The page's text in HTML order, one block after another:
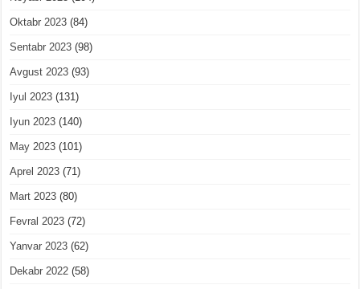
Oktabr 2023 (84)
Sentabr 2023 (98)
Avgust 2023 (93)
Iyul 2023 (131)
Iyun 2023 (140)
May 2023 (101)
Aprel 2023 (71)
Mart 2023 (80)
Fevral 2023 (72)
Yanvar 2023 (62)
Dekabr 2022 (58)